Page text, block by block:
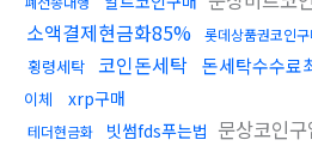
소액결제현금화85%
롯데상품권코인
횡령세탁 코인돈세탁 돈세탁수수료
이체
xrp구매
테더현금화 빗썸fds푸는법 문상코인구